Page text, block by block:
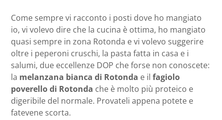
Come sempre vi racconto i posti dove ho mangiato
io, vi volevo dire che la cucina è ottima, ho mangiato
quasi sempre in zona Rotonda e vi volevo suggerire
oltre i peperoni cruschi, la pasta fatta in casa e i
salumi, due eccellenze DOP che forse non conoscete:
la melanzana bianca di Rotonda e il fagiolo
poverello di Rotonda che è molto più proteico e
digeribile del normale. Provateli appena potete e
fatevene scorta.